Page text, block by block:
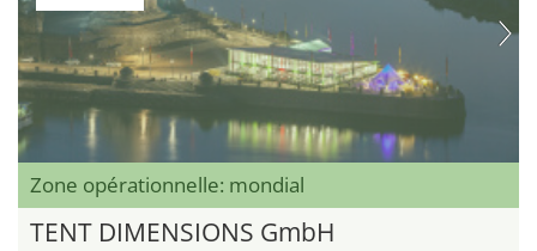
Zone opérationnelle: mondial
TENT DIMENSIONS GmbH